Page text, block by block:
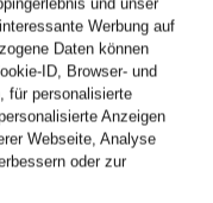
SAMSØE SAMSØE
und unser
Werbung auf
Daten können
ID, Browser- und
für personalisierte
Anzeigen
Webseite, Analyse
oder zur